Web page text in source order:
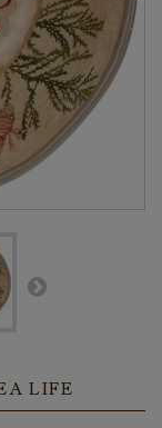
LIFE